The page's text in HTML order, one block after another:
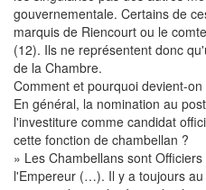
gouvernementale. Certains de
marquis de Riencourt ou le
(12). Ils ne représentent donc
de la Chambre.
Comment et pourquoi devient-
En général, la nomination au
l'investiture comme candidat
cette fonction de chambellan ?
» Les Chambellans sont
l'Empereur (…). Il y a toujours